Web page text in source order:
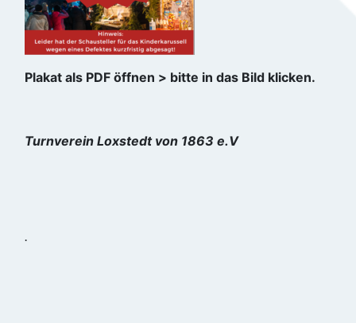
Plakat als PDF öffnen > bitte in das Bild klicken.
Turnverein Loxstedt von 1863 e.V
.